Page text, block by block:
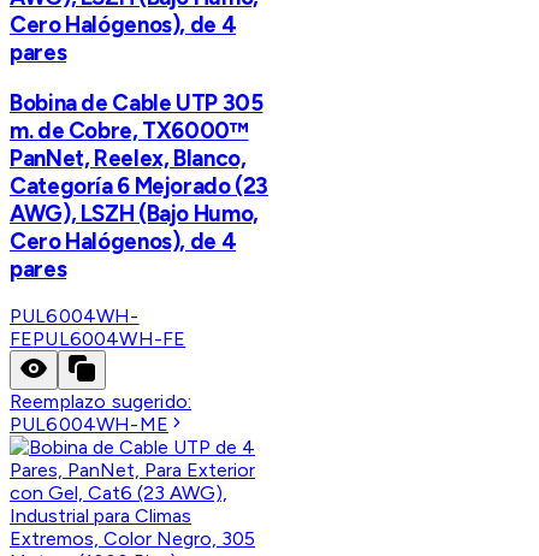
Cero Halógenos), de 4
pares
Bobina de Cable UTP 305
m. de Cobre, TX6000™
PanNet, Reelex, Blanco,
Categoría 6 Mejorado (23
AWG), LSZH (Bajo Humo,
Cero Halógenos), de 4
pares
PUL6004WH-
FEPUL6004WH-FE
Reemplazo sugerido:
PUL6004WH-ME